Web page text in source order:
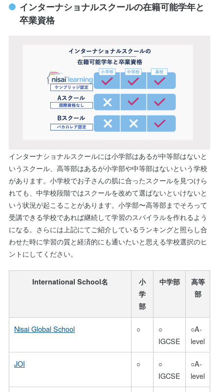
インターナショナルスクールの在籍可能学年と
卒業資格
インターナショナルスクールには小学部はあるが中等部はないと
いうスクール、高等部はあるが小学部や中等部はないという学校
があります。小学校でお子さんの肌に合ったスクールを見つけら
れても、中学校段階ではスクールを改めて選ばないといけないと
いう状況が起こることがあります。小学部〜高等部までそろって
受講できる学校であれば継続して学習のスパイラルを作れるよう
になる。さらには上記にてご紹介しているランキングと照らし合
わせた時に学習の質と経済的にも通いたいと思える学校選択のヒ
ントにしてください。
International School名
小
学
部
中学部
高等
部
Nisai Global School ○
○
IGCSE
○A-
level
JOI ○
○
IGCSE
○A-
level